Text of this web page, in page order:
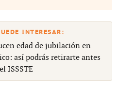
edad de jubilación en
así podrás retirarte antes
ISSSTE